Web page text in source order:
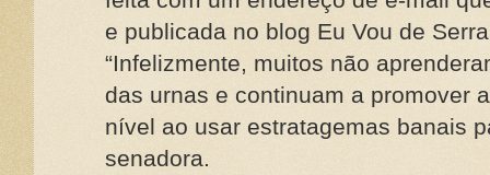
e publicada no blog Eu Vou de
“Infelizmente, muitos não
das urnas e continuam a promover
nível ao usar estratagemas banais
senadora.